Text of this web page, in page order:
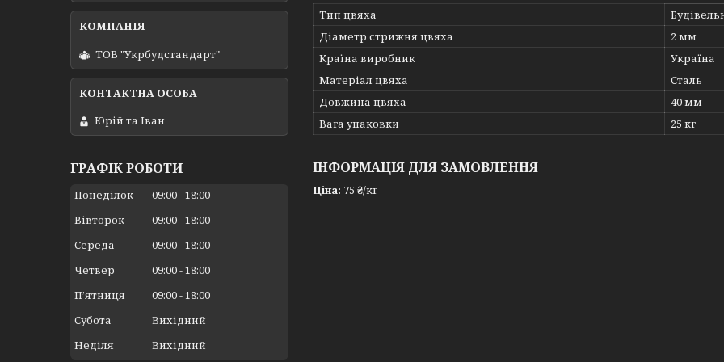
Тип цвяха
Діаметр стрижня цвяха
2 мм
Країна виробник
Україна
Матеріал цвяха
Сталь
Довжина цвяха
40 мм
Вага упаковки
25 кг
ІНФОРМАЦІЯ ДЛЯ ЗАМОВЛЕННЯ
Ціна: 75 ₴/кг
ТОВ "Укрбудстандарт"
Юрій та Іван
ГРАФІК РОБОТИ
Понеділок 09:00 18:00
Вівторок
09:00 18:00
Середа
09:00 18:00
Четвер
09:00 18:00
Пʼятниця
09:00 18:00
Субота
Вихідний
Неділя
Вихідний